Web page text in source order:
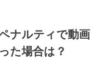
ナルティで動画
た場合は？